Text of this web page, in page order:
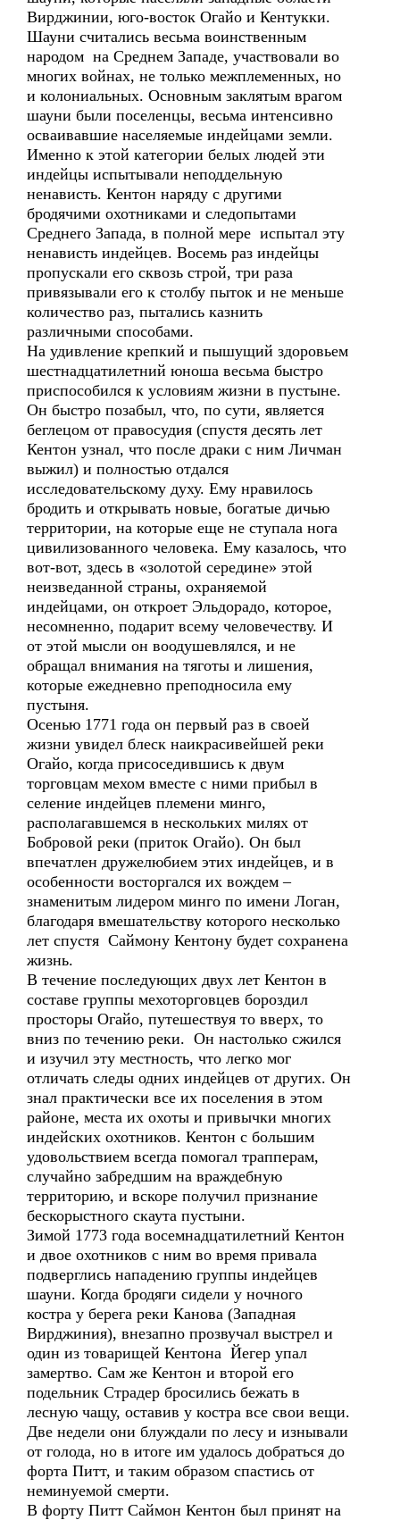
Вирджинии, юго-восток Огайо и Кентукки.
Шауни считались весьма воинственным
народом на Среднем Западе, участвовали во
многих войнах, не только межплеменных, но
и колониальных. Основным заклятым врагом
шауни были поселенцы, весьма интенсивно
осваивавшие населяемые индейцами земли.
Именно к этой категории белых людей эти
индейцы испытывали неподдельную
ненависть. Кентон наряду с другими
бродячими охотниками и следопытами
Среднего Запада, в полной мере испытал эту
ненависть индейцев. Восемь раз индейцы
пропускали его сквозь строй, три раза
привязывали его к столбу пыток и не меньше
количество раз, пытались казнить
различными способами.
На удивление крепкий и пышущий здоровьем
шестнадцатилетний юноша весьма быстро
приспособился к условиям жизни в пустыне.
Он быстро позабыл, что, по сути, является
беглецом от правосудия (спустя десять лет
Кентон узнал, что после драки с ним Личман
выжил) и полностью отдался
исследовательскому духу. Ему нравилось
бродить и открывать новые, богатые дичью
территории, на которые еще не ступала нога
цивилизованного человека. Ему казалось, что
вот-вот, здесь в «золотой середине» этой
неизведанной страны, охраняемой
индейцами, он откроет Эльдорадо, которое,
несомненно, подарит всему человечеству. И
от этой мысли он воодушевлялся, и не
обращал внимания на тяготы и лишения,
которые ежедневно преподносила ему
пустыня.
Осенью 1771 года он первый раз в своей
жизни увидел блеск наикрасивейшей реки
Огайо, когда присоседившись к двум
торговцам мехом вместе с ними прибыл в
селение индейцев племени минго,
располагавшемся в нескольких милях от
Бобровой реки (приток Огайо). Он был
впечатлен дружелюбием этих индейцев, и в
особенности восторгался их вождем –
знаменитым лидером минго по имени Логан,
благодаря вмешательству которого несколько
лет спустя Саймону Кентону будет сохранена
жизнь.
В течение последующих двух лет Кентон в
составе группы мехоторговцев бороздил
просторы Огайо, путешествуя то вверх, то
вниз по течению реки. Он настолько сжился
и изучил эту местность, что легко мог
отличать следы одних индейцев от других. Он
знал практически все их поселения в этом
районе, места их охоты и привычки многих
индейских охотников. Кентон с большим
удовольствием всегда помогал трапперам,
случайно забредшим на враждебную
территорию, и вскоре получил признание
бескорыстного скаута пустыни.
Зимой 1773 года восемнадцатилетний Кентон
и двое охотников с ним во время привала
подверглись нападению группы индейцев
шауни. Когда бродяги сидели у ночного
костра у берега реки Канова (Западная
Вирджиния), внезапно прозвучал выстрел и
один из товарищей Кентона Йегер упал
замертво. Сам же Кентон и второй его
подельник Страдер бросились бежать в
лесную чащу, оставив у костра все свои вещи.
Две недели они блуждали по лесу и изнывали
от голода, но в итоге им удалось добраться до
форта Питт, и таким образом спастись от
неминуемой смерти.
В форту Питт Саймон Кентон был принят на